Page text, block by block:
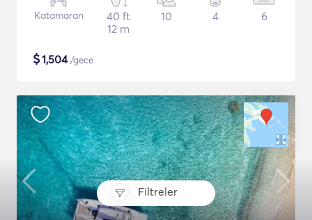
Filtreler
Katamaran
40 ft
12 m
10 4 6
$1,504/gece